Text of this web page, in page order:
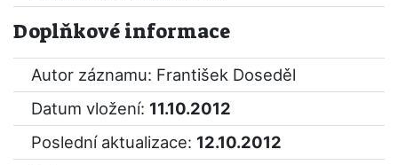
Doplňkové informace
Autor záznamu: František Doseděl
Datum vložení: 11.10.2012
Poslední aktualizace: 12.10.2012